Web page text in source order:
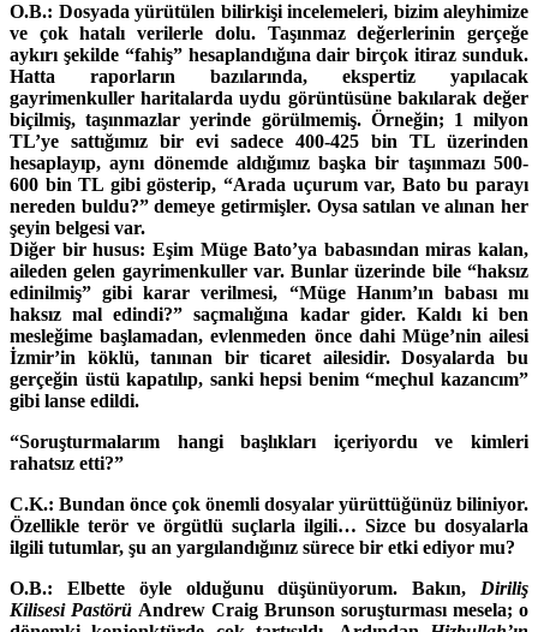
O.B.: Dosyada yürütülen bilirkişi incelemeleri, bizim aleyhimize
ve çok hatalı verilerle dolu. Taşınmaz değerlerinin gerçeğe
aykırı şekilde “fahiş” hesaplandığına dair birçok itiraz sunduk.
Hatta raporların bazılarında, ekspertiz yapılacak
gayrimenkuller haritalarda uydu görüntüsüne bakılarak değer
biçilmiş, taşınmazlar yerinde görülmemiş. Örneğin; 1 milyon
TL’ye sattığımız bir evi sadece 400-425 bin TL üzerinden
hesaplayıp, aynı dönemde aldığımız başka bir taşınmazı 500-
600 bin TL gibi gösterip, “Arada uçurum var, Bato bu parayı
nereden buldu?” demeye getirmişler. Oysa satılan ve alınan her
şeyin belgesi var.
Diğer bir husus: Eşim Müge Bato’ya babasından miras kalan,
aileden gelen gayrimenkuller var. Bunlar üzerinde bile “haksız
edinilmiş” gibi karar verilmesi, “Müge Hanım’ın babası mı
haksız mal edindi?” saçmalığına kadar gider. Kaldı ki ben
mesleğime başlamadan, evlenmeden önce dahi Müge’nin ailesi
İzmir’in köklü, tanınan bir ticaret ailesidir. Dosyalarda bu
gerçeğin üstü kapatılıp, sanki hepsi benim “meçhul kazancım”
gibi lanse edildi.
“Soruşturmalarım hangi başlıkları içeriyordu ve kimleri
rahatsız etti?”
C.K.: Bundan önce çok önemli dosyalar yürüttüğünüz biliniyor.
Özellikle terör ve örgütlü suçlarla ilgili… Sizce bu dosyalarla
ilgili tutumlar, şu an yargılandığınız sürece bir etki ediyor mu?
O.B.: Elbette öyle olduğunu düşünüyorum. Bakın, Diriliş
Kilisesi Pastörü Andrew Craig Brunson soruşturması mesela; o